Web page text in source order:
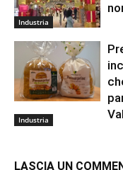
Industria
Industria
LASCIA UN